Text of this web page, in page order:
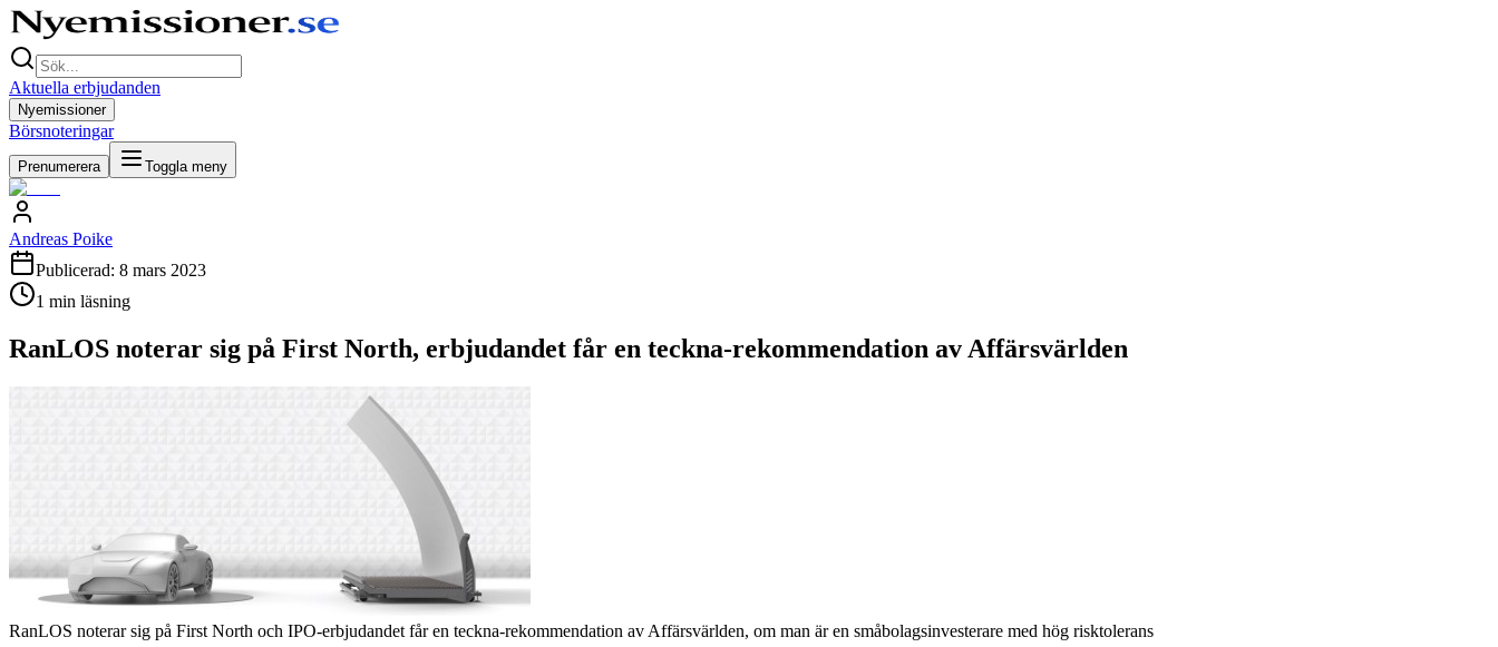
Aktuella erbjudanden
Nyemissioner
Börsnoteringar
Prenumerera Toggla meny
Andreas Poike
Publicerad: 8 mars 2023
1 min läsning
RanLOS noterar sig på First North, erbjudandet får en teckna-rekommendation av Affärsvärlden
RanLOS noterar sig på First North och IPO-erbjudandet får en teckna-rekommendation av Affärsvärlden, om man är en småbolagsinvesterare med hög risktolerans